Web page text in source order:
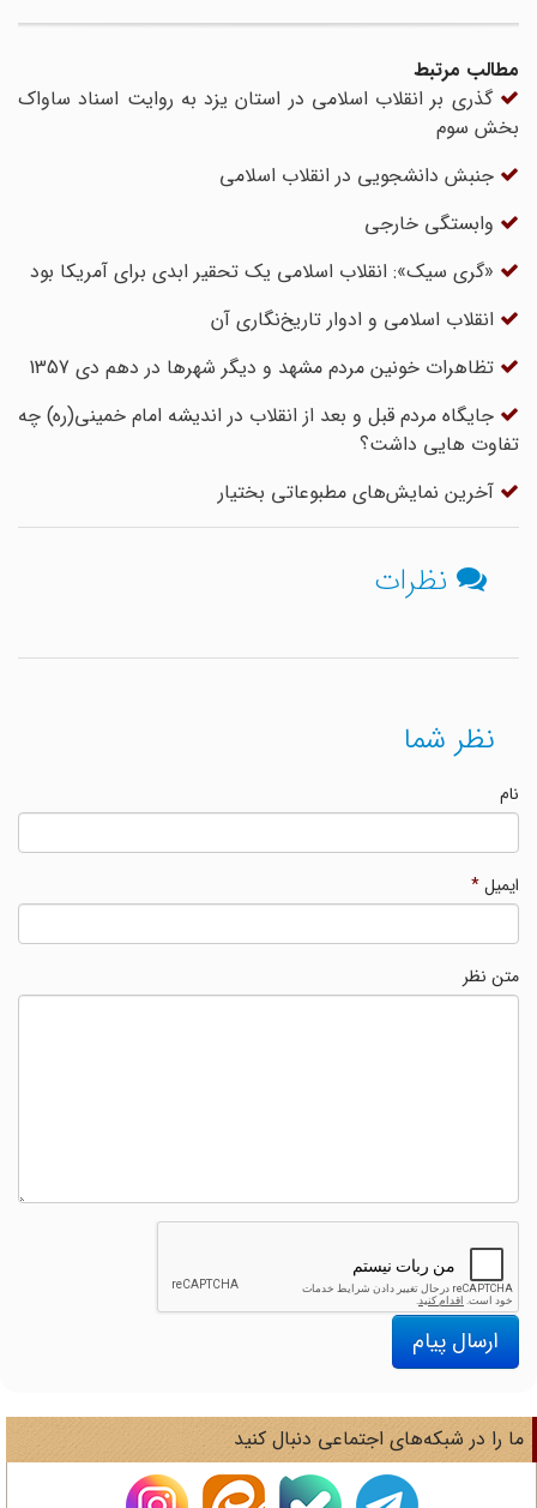
مطالب مرتبط
گذری بر انقلاب اسلامی در استان یزد به روایت اسناد ساواک
بخش سوم
جنبش دانشجویی در انقلاب اسلامی
وابستگی خارجی
«گری سیک»: انقلاب اسلامی یک تحقیر ابدی برای آمریکا بود
انقلاب اسلامی و ادوار تاریخ‌نگاری آن
تظاهرات خونین مردم مشهد و دیگر شهرها در دهم دی 1357
جایگاه مردم قبل و بعد از انقلاب در اندیشه امام خمینی(ره) چه
تفاوت هایی داشت؟
آخرین نمایش‌های مطبوعاتی بختیار
نظرات
نظر شما
ایمیل*
متن نظر
ارسال پیام
را در شبکه‌های اجتماعی دنبال کنید